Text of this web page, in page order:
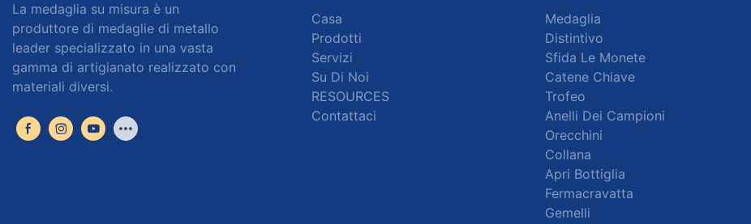
La medaglia su misura è un
produttore di medaglie di metallo
leader specializzato in una vasta
gamma di artigianato realizzato con
materiali diversi.
Casa
Prodotti
Servizi
Su Di Noi
RESOURCES
Contattaci
Medaglia
Distintivo
Sfida Le Monete
Catene Chiave
Trofeo
Anelli Dei Campioni
Orecchini
Collana
Apri Bottiglia
Fermacravatta
Gemelli